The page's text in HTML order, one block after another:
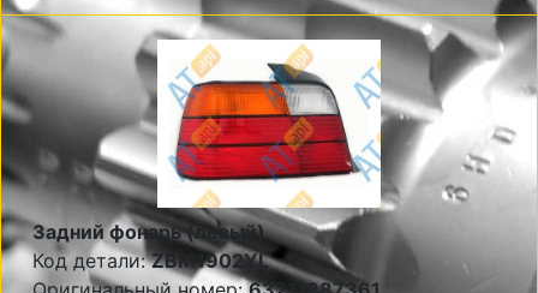
Задний фонарь (левый)
Код детали:ZBM1902YL